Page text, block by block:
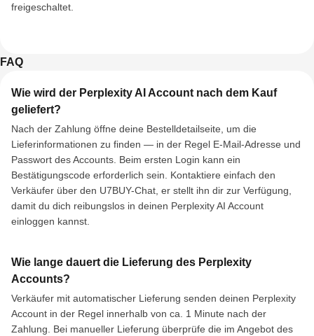
freigeschaltet.
FAQ
Wie wird der Perplexity AI Account nach dem Kauf
geliefert?
Nach der Zahlung öffne deine Bestelldetailseite, um die
Lieferinformationen zu finden — in der Regel E-Mail-Adresse und
Passwort des Accounts. Beim ersten Login kann ein
Bestätigungscode erforderlich sein. Kontaktiere einfach den
Verkäufer über den U7BUY-Chat, er stellt ihn dir zur Verfügung,
damit du dich reibungslos in deinen Perplexity AI Account
einloggen kannst.
Wie lange dauert die Lieferung des Perplexity
Accounts?
Verkäufer mit automatischer Lieferung senden deinen Perplexity
Account in der Regel innerhalb von ca. 1 Minute nach der
Zahlung. Bei manueller Lieferung überprüfe die im Angebot des